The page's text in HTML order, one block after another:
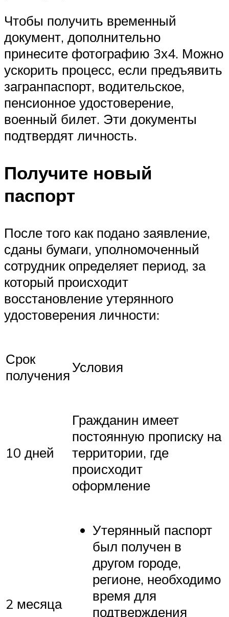
Чтобы получить временный
документ, дополнительно
принесите фотографию 3х4. Можно
ускорить процесс, если предъявить
загранпаспорт, водительское,
пенсионное удостоверение,
военный билет. Эти документы
подтвердят личность.
Получите новый
паспорт
После того как подано заявление,
сданы бумаги, уполномоченный
сотрудник определяет период, за
который происходит
восстановление утерянного
удостоверения личности:
Срок
полученияУсловия
10 дней
Гражданин имеет
постоянную прописку на
территории, где
происходит
оформление
2 месяца
Утерянный паспорт
был получен в
другом городе,
регионе, необходимо
время для
подтверждения